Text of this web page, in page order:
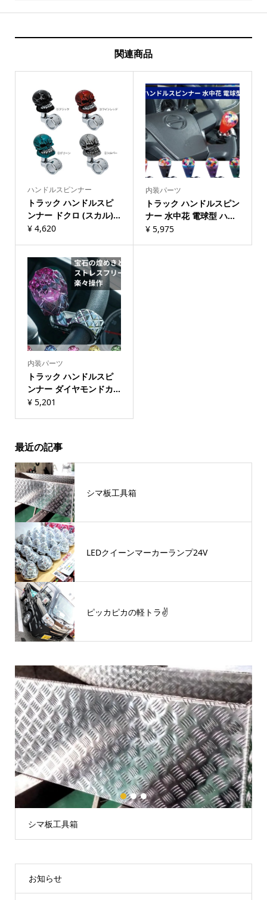
関連商品
ハンドルスピンナー
トラック ハンドルスピ
ンナー ドクロ (スカル)...
¥4,620
内装パーツ
トラック ハンドルスピン
ナー 水中花 電球型 ハ...
¥ 5,975
内装パーツ
トラック ハンドルスピ
ンナー ダイヤモンドカ...
¥5,201
最近の記事
シマ板工具箱
LEDクイーンマーカーランプ24V
ピッカピカの軽トラ✌
シマ板工具箱
1 2 3
お知らせ